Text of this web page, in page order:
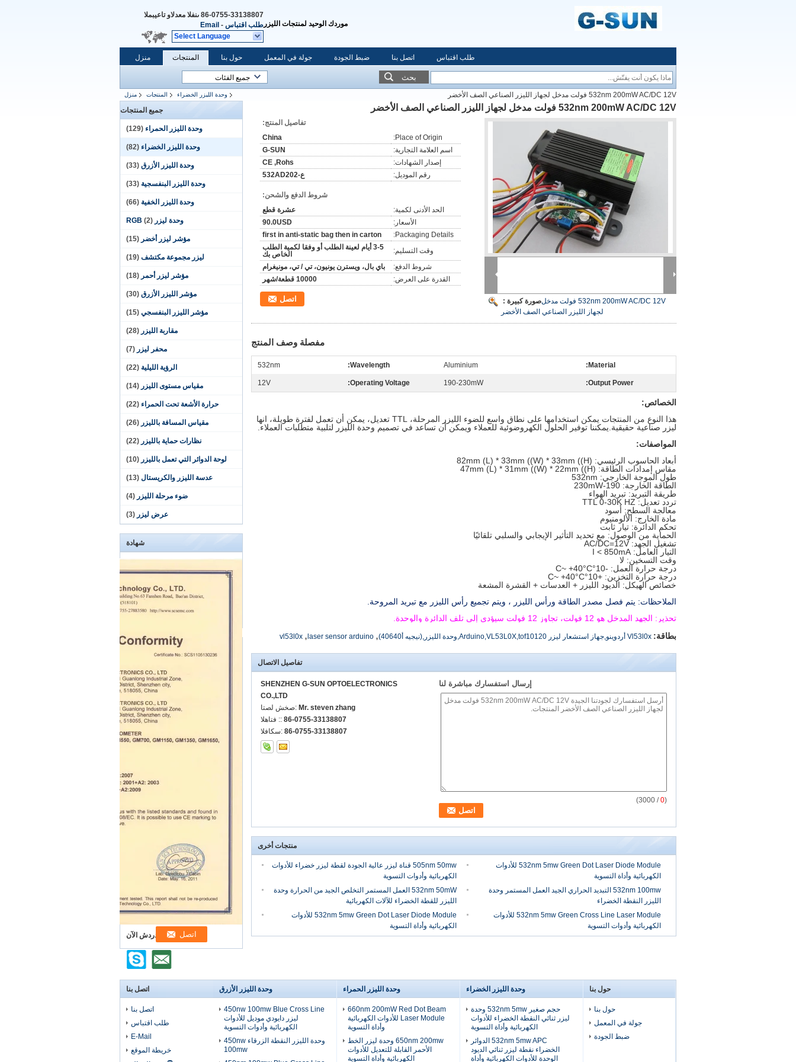
موردك الوحيد لمنتجات الليزر
المبيعات والدعم الفنى 86-0755-33138807
طلب اقتباس -
Email
Select Language
منزل المنتجات حول بنا جولة في المعمل ضبط الجودة اتصل بنا طلب اقتباس
بحث
منزل المنتجات وحدة الليزر الخضراء
532nm 200mW AC/DC 12V فولت مدخل لجهاز الليزر الصناعي الصف الأخضر
جميع المنتجات
وحدة الليزر الحمراء (129)
وحدة الليزر الخضراء (82)
وحدة الليزر الأزرق (33)
وحدة الليزر البنفسجية (33)
وحدة الليزر الخفية (66)
وحدة ليزر RGB (2)
مؤشر ليزر أخضر (15)
ليزر مجموعة مكتشف (19)
مؤشر ليزر أحمر (18)
مؤشر الليزر الأزرق (30)
مؤشر الليزر البنفسجي (15)
مقاربة الليزر (28)
محفر ليزر (7)
الرؤية الليلية (22)
مقياس مستوى الليزر (14)
حرارة الأشعة تحت الحمراء (22)
مقياس المسافة بالليزر (26)
نظارات حماية بالليزر (22)
لوحة الدوائر التي تعمل بالليزر (10)
عدسة الليزر والكريستال (13)
ضوء مرحلة الليزر (4)
عرض ليزر (3)
شهادة
ابن دردش الآن
532nm 200mW AC/DC 12V فولت مدخل لجهاز الليزر الصناعي الصف الأخضر
صورة كبيرة :532nm 200mW AC/DC 12V فولت مدخل
لجهاز الليزر الصناعي الصف الأخضر
تفاصيل المنتج:
Place of Origin:
China
اسم العلامة التجارية:
G-SUN
إصدار الشهادات:
CE ,Rohs
رقم الموديل:
ع-532AD202
شروط الدفع والشحن:
الحد الأدنى لكمية:
عشرة قطع
الأسعار:
90.0USD
Packaging Details:
first in anti-static bag then in carton
وقت التسليم:
3-5 أيام لعينة الطلب أو وفقا لكمية الطلب
الخاص بك
شروط الدفع:
باي بال، ويسترن يونيون، تي / تي، مونيغرام
القدرة على العرض:
10000 قطعة/شهر
اتصل
مفصلة وصف المنتج
Material:
Aluminium
Wavelength:
532nm
Output Power:
190-230mW
Operating Voltage:
12V
الخصائص:
هذا النوع من المنتجات يمكن استخدامها على نطاق واسع للضوء الليزر المرحلة، TTL تعديل، يمكن أن تعمل لفترة طويلة، انها
ليزر صناعية حقيقية.يمكننا توفير الحلول الكهروضوئية للعملاء ويمكن أن تساعد في تصميم وحدة الليزر لتلبية متطلبات العملاء.
المواصفات:
أبعاد الحاسوب الرئيسي: 82mm (L) * 33mm ((W) * 33mm ((H)
مقاس إمدادات الطاقة: 47mm (L) * 31mm ((W) * 22mm ((H)
طول الموجة الخارجي: 532nm
الطاقة الخارجة: 190-230mW
طريقة التبريد: تبريد الهواء
تردد تعديل: TTL 0-30K HZ
معالجة السطح: أسود
مادة الخارج: الألومنيوم
تحكم الدائرة: تيار ثابت
الحماية من الوصول: مع تحديد التأثير الإيجابي والسلبي تلقائيًا
تشغيل الجهد: AC/DC=12V
التيار العامل: I < 850mA
وقت التسخين: لا
درجة حرارة العمل: -10
°C
~ +40°C
درجة حرارة التخزين: +10
°C
~ +40°C
خصائص الهيكل: الديود الليزر + العدسات + القشرة المشعة
الملاحظات: يتم فصل مصدر الطاقة ورأس الليزر ، ويتم تجميع رأس الليزر مع تبريد المروحة.
تحذير: الجهد المدخل هو 12 فولت، تجاوز 12 فولت سيؤدي إلى تلف الدائرة والوحدة.
بطاقة: Vl53l0x أردوينو,جهاز استشعار ليزر Arduino,VL53L0X,tof10120,وحدة الليزر,(نيجيه أ40640) ,
laser sensor arduino
,
vl53l0x
تفاصيل الاتصال
SHENZHEN G-SUN OPTOELECTRONICS
CO.,LTD
اتصل شخص: Mr. steven zhang
الهاتف :: 86-0755-33138807
الفاكس: 86-0755-33138807
إرسال استفسارك مباشرة لنا
(
0
/ 3000)
منتجات أخرى
505nm 50mw قناة ليزر عالية الجودة لقطة ليزر خضراء للأدوات
الكهربائية وأدوات التسوية
532nm 5mw Green Dot Laser Diode Module للأدوات
الكهربائية وأداة التسوية
532nm 50mW العمل المستمر التخلص الجيد من الحرارة وحدة
الليزر للقطة الخضراء للآلات الكهربائية
532nm 100mw التبديد الحراري الجيد العمل المستمر وحدة
الليزر النقطة الخضراء
532nm 5mw Green Dot Laser Diode Module للأدوات
الكهربائية وأداة التسوية
532nm 5mw Green Cross Line Laser Module للأدوات
الكهربائية وأدوات التسوية
حول بنا
حول بنا
جولة في المعمل
ضبط الجودة
وحدة الليزر الخضراء
حجم صغير 532nm 5mw وحدة
ليزر ثنائي النقطة الخضراء للأدوات
الكهربائية وأداة التسوية
532nm 5mw APC الدوائر
الخضراء نقطة ليزر ثنائي الديود
الوحدة للأدوات الكهربائية وأداة
وحدة الليزر الحمراء
660nm 200mW Red Dot Beam
Laser Module للأدوات الكهربائية
وأداة التسوية
650nm 200mw وحدة ليزر الخط
الأحمر القابلة للتعديل للأدوات
الكهربائية وأداة التسوية
وحدة الليزر الأزرق
450nw 100mw Blue Cross Line
ليزر دايودي موديل للأدوات
الكهربائية وأدوات التسوية
وحدة الليزر النقطة الزرقاء 450nw
100mw
اتصل بنا
اتصل بنا
طلب اقتباس
E-Mail
خريطة الموقع